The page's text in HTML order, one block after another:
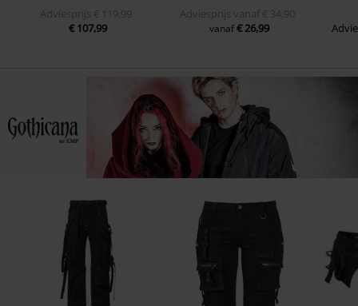
Adviesprijs
€ 119,99
€ 107,99
Adviesprijs vanaf € 34,90
vanaf€ 26,99